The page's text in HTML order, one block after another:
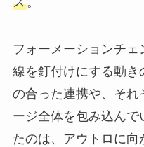
フォーメーションチ
線を釘付けにする動
の合った連携や、そ
ージ全体を包み込ん
たのは、アウトロに向